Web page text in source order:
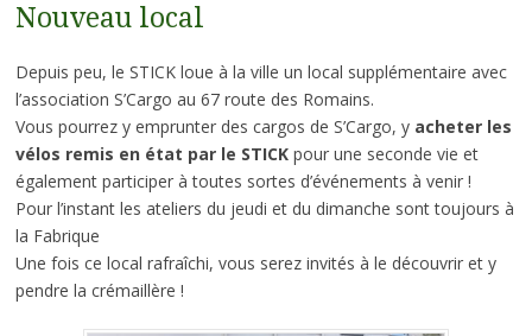
Nouveau local
Depuis peu, le STICK loue à la ville un local supplémentaire avec
l’association S’Cargo au 67 route des Romains.
Vous pourrez y emprunter des cargos de S’Cargo, y acheter les
vélos remis en état par le STICKpour une seconde vie et
également participer à toutes sortes d’événements à venir !
Pour l’instant les ateliers du jeudi et du dimanche sont toujours à
la Fabrique
Une fois ce local rafraîchi, vous serez invités à le découvrir et y
pendre la crémaillère !